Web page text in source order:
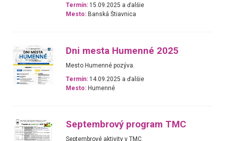
Termín: 15.09.2025 a ďalšie
Mesto: Banská Štiavnica
Dni mesta Humenné 2025
Mesto Humenné pozýva.
Termín: 14.09.2025 a ďalšie
Mesto: Humenné
Septembrový program TMC
Septembrové aktivity v TMC